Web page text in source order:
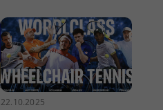
22.10.2025